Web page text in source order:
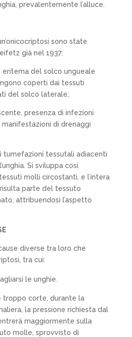
prevalentemente l’alluce.
sono state
già nel 1937:
eritema del solco ungueale
coperti dai tessuti
del solco laterale;
presenza di infezioni
di drenaggi
tumefazioni tessutali adiacenti
Si sviluppa così
molli circostanti, e l’intera
parte del tessuto
attribuendosi l’aspetto
diverse tra loro che
tra cui:
le unghie.
troppo corte, durante la
la pressione richiesta dal
maggiormente sulla
molle, sprovvisto di